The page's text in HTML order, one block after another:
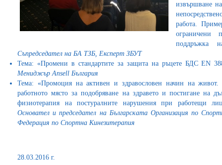
извършване
работа.
ограничени
поддръжка
Съпредседател на БА ТЗБ, Експерт ЗБУТ
Тема: «Промени в стандартите за защита на ръцете БДС EN
Мениджър Ansell България
Тема: «Промоция на активен и здравословен начин на живот.
работното място за подобряване на здравето и постигане на
физиотерапия на постуралните нарушения при работещи
Основател и председател на Българската Организация по
Федерация по Спортна Кинезитерапия
28.03.2016 г.